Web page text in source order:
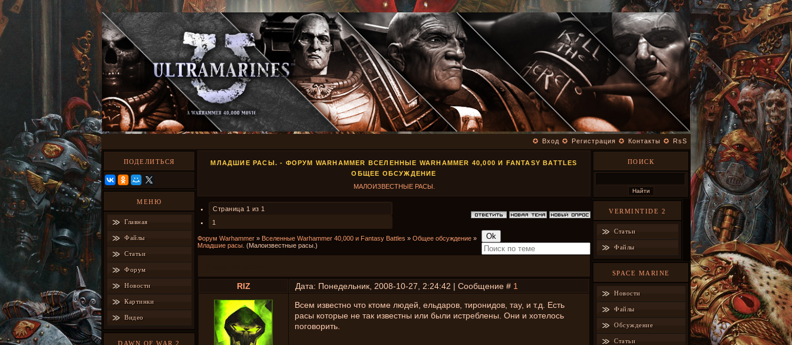
✪ Вход ✪ Регистрация ✪ Контакты ✪ RsS
ПОДЕЛИТЬСЯ
МЕНЮ
Главная
Файлы
Статьи
Форум
Новости
Картинки
Видео
DAWN OF WAR 2
МЛАДШИЕ РАСЫ. - ФОРУМ WARHAMMER ВСЕЛЕННЫЕ WARHAMMER 40,000 И FANTASY BATTLES
ОБЩЕЕ ОБСУЖДЕНИЕ
МАЛОИЗВЕСТНЫЕ РАСЫ.
Страница 1 из 1
1
Форум Warhammer » Вселенные Warhammer 40,000 и Fantasy Battles » Общее обсуждение »
Младшие расы. (Малоизвестные расы.)
RIZ Дата: Понедельник, 2008-10-27, 2:24:42 | Сообщение # 1
Всем известно что ктоме людей, ельдаров, тиронидов, тау, и т.д. Есть
расы которые не так известны или были истреблены. Они и хотелось
поговорить.
ПОИСК
VERMINTIDE 2
Статьи
Файлы
SPACE MARINE
Новости
Файлы
Обсуждение
Статьи